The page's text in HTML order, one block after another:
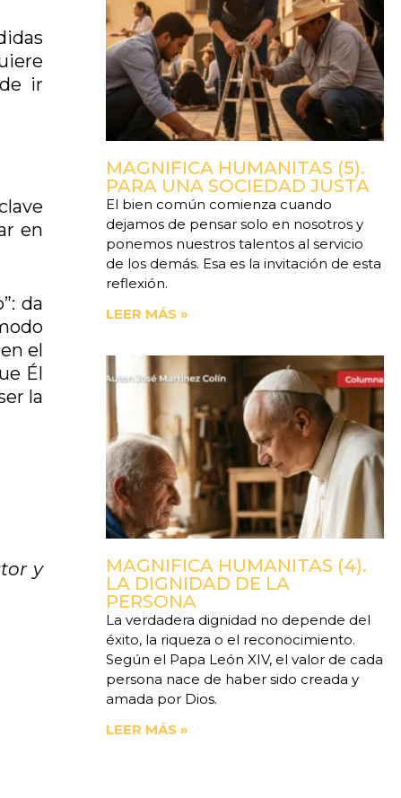
ir
en
da
el
Él
la
y
MAGNIFICA HUMANITAS (5).
PARA UNA SOCIEDAD JUSTA
El bien común comienza cuando
dejamos de pensar solo en nosotros y
ponemos nuestros talentos al servicio
de los demás. Esa es la invitación de esta
reflexión.
LEER MÁS »
MAGNIFICA HUMANITAS (4).
LA DIGNIDAD DE LA
PERSONA
La verdadera dignidad no depende del
éxito, la riqueza o el reconocimiento.
Según el Papa León XIV, el valor de cada
persona nace de haber sido creada y
amada por Dios.
LEER MÁS »